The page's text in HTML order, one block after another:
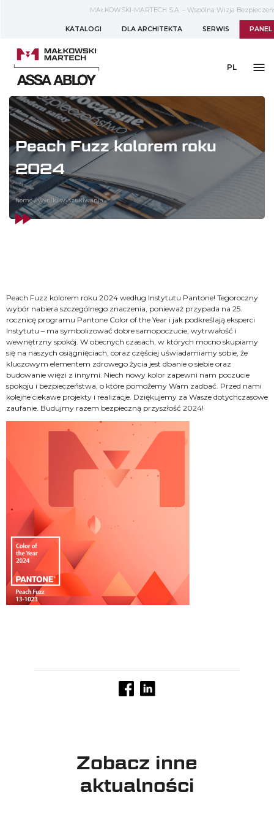
MAŁKOWSKI-MARTECH S.A. – Wspólna Wizja
KATALOGI DLA ARCHITEKTA SERWIS
PL
Peach Fuzz kolorem roku
2024
home / wyniki wyszukiwania
Peach Fuzz kolorem roku 2024 według Instytutu Pantone! Tegoroczny
wybór nabiera szczególnego znaczenia, ponieważ przypada na 25.
rocznicę programu Pantone Color of the Year i jak podkreślają eksperci
Instytutu – ma symbolizować dobre samopoczucie, wytrwałość i
wewnętrzny spokój. W obecnych czasach, w których mocno skupiamy
się na naszych osiągnięciach, coraz częściej uświadamiamy sobie, że
kluczowym elementem zdrowego życia jest dbanie o siebie oraz
budowanie więzi z innymi. Niech nowy kolor zapewni nam poczucie
spokoju i bezpieczeństwa, o które pomożemy Wam zadbać. Przed nami
kolejne ciekawe projekty i realizacje. Dziękujemy za Wasze dotychczasowe
zaufanie. Budujmy razem bezpieczną przyszłość 2024!
Zobacz inne
aktualności